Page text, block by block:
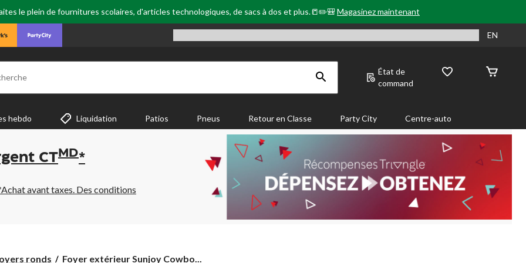
le plein de fournitures scolaires, d'articles technologiques, de sacs à dos et plus.📒✏️🎒Magasinez maintenant
EN
État de
command
hebdo Liquidation Patios Pneus Retour en Classe Party City Centre-auto
CT MD*
avant taxes. Des conditions
ronds
Foyer
Foyer extérieur Sunjoy Cowbo...